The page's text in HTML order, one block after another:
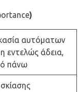
)
αυτόματων
εντελώς άδεια,
πάνω